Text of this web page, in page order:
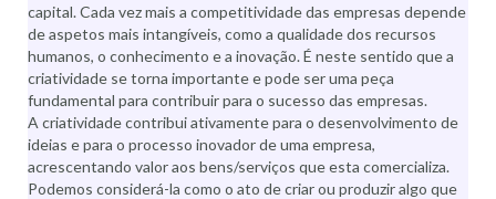
capital. Cada vez mais a competitividade das empresas depende
de aspetos mais intangíveis, como a qualidade dos recursos
humanos, o conhecimento e a inovação. É neste sentido que a
criatividade se torna importante e pode ser uma peça
fundamental para contribuir para o sucesso das empresas.
A criatividade contribui ativamente para o desenvolvimento de
ideias e para o processo inovador de uma empresa,
acrescentando valor aos bens/serviços que esta comercializa.
Podemos considerá-la como o ato de criar ou produzir algo que